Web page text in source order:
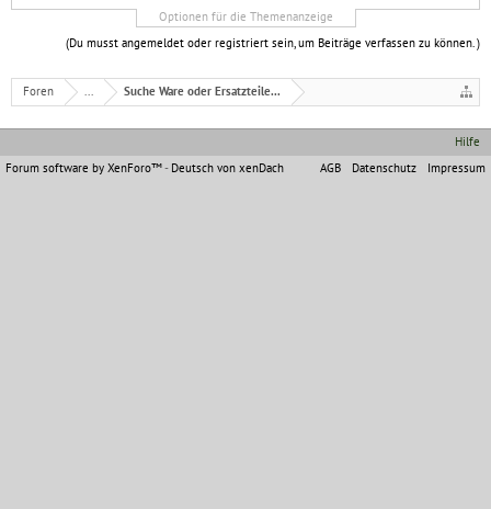
Optionen für die Themenanzeige
(Du musst angemeldet oder registriert sein, um Beiträge verfassen zu können. )
Foren ... Suche Ware oder Ersatzteile...
Hilfe
AGB
Datenschutz Impressum
Forum software by XenForo™- Deutsch von xenDach